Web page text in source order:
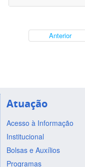
Anterior
Atuação
Acesso à Informação
Institucional
Bolsas e Auxílios
Programas